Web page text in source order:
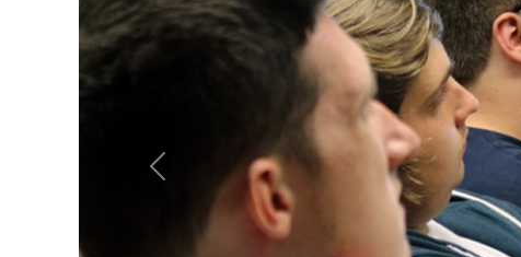
Previous